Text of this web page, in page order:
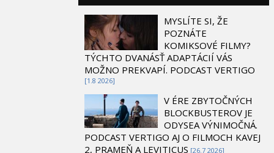
MYSLÍTE SI, ŽE
POZNÁTE
KOMIKSOVÉ FILMY?
TÝCHTO DVANÁSŤ ADAPTÁCIÍ VÁS
MOŽNO PREKVAPÍ. PODCAST VERTIGO
[1.8 2026]
V ÉRE ZBYTOČNÝCH
BLOCKBUSTEROV JE
ODYSEA VÝNIMOČNÁ.
PODCAST VERTIGO AJ O FILMOCH KAVEJ
2, PRAMEŇ A LEVITICUS [26.7 2026]